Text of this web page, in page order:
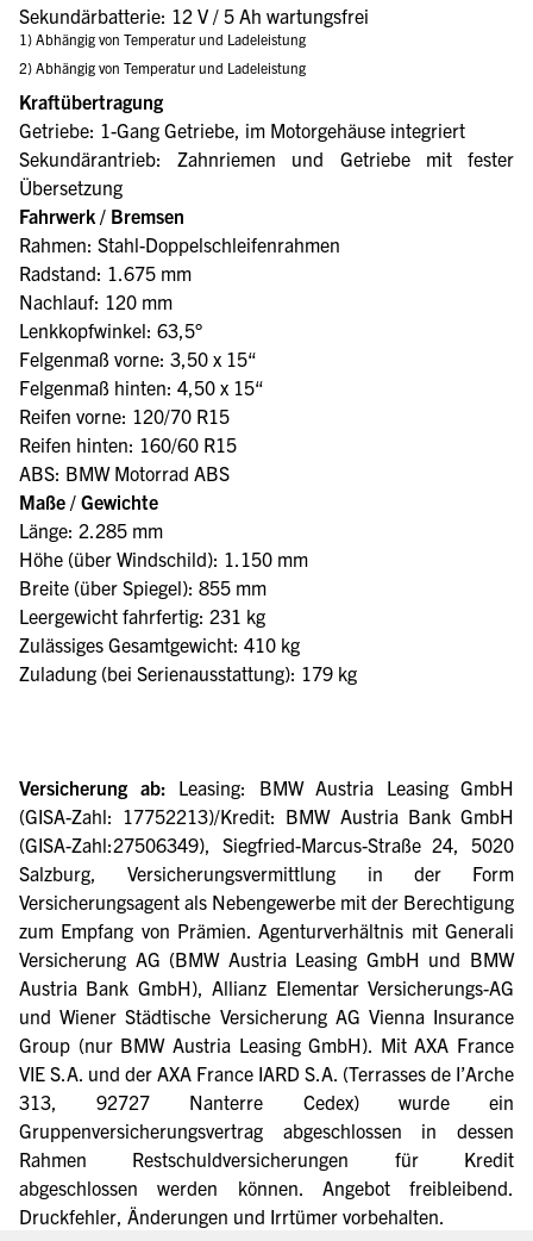
Sekundärbatterie: 12 V / 5 Ah wartungsfrei
1) Abhängig von Temperatur und Ladeleistung
2) Abhängig von Temperatur und Ladeleistung
Kraftübertragung
Getriebe: 1-Gang Getriebe, im Motorgehäuse integriert
Sekundärantrieb: Zahnriemen und Getriebe mit fester
Übersetzung
Fahrwerk / Bremsen
Rahmen: Stahl-Doppelschleifenrahmen
Radstand: 1.675 mm
Nachlauf: 120 mm
Lenkkopfwinkel: 63,5°
Felgenmaß vorne: 3,50 x 15“
Felgenmaß hinten: 4,50 x 15“
Reifen vorne: 120/70 R15
Reifen hinten: 160/60 R15
ABS: BMW Motorrad ABS
Maße / Gewichte
Länge: 2.285 mm
Höhe (über Windschild): 1.150 mm
Breite (über Spiegel): 855 mm
Leergewicht fahrfertig: 231 kg
Zulässiges Gesamtgewicht: 410 kg
Zuladung (bei Serienausstattung): 179 kg
Versicherung ab: Leasing: BMW Austria Leasing GmbH
(GISA-Zahl: 17752213)/Kredit: BMW Austria Bank GmbH
(GISA-Zahl:27506349), Siegfried-Marcus-Straße 24, 5020
Salzburg, Versicherungsvermittlung in der Form
Versicherungsagent als Nebengewerbe mit der Berechtigung
zum Empfang von Prämien. Agenturverhältnis mit Generali
Versicherung AG (BMW Austria Leasing GmbH und BMW
Austria Bank GmbH), Allianz Elementar Versicherungs-AG
und Wiener Städtische Versicherung AG Vienna Insurance
Group (nur BMW Austria Leasing GmbH). Mit AXA France
VIE S.A. und der AXA France IARD S.A. (Terrasses de I’Arche
313, 92727 Nanterre Cedex) wurde ein
Gruppenversicherungsvertrag abgeschlossen in dessen
Rahmen Restschuldversicherungen für Kredit
abgeschlossen werden können. Angebot freibleibend.
Druckfehler, Änderungen und Irrtümer vorbehalten.